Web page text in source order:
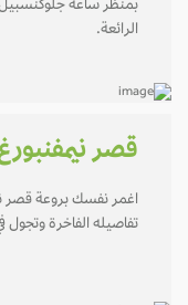
بمنظر ساعة جلوكنسبيل
الرائعة.
قصر نيمفنبورغ
اغمر نفسك بروعة قصر
تفاصيله الفاخرة وتجول في